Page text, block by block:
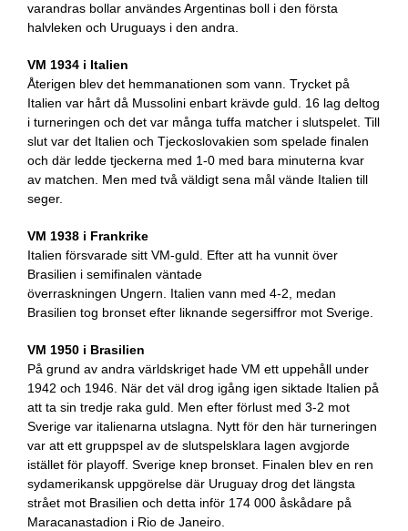
varandras bollar användes Argentinas boll i den första
halvleken och Uruguays i den andra.
VM 1934 i Italien
Återigen blev det hemmanationen som vann. Trycket på
Italien var hårt då Mussolini enbart krävde guld. 16 lag deltog
i turneringen och det var många tuffa matcher i slutspelet. Till
slut var det Italien och Tjeckoslovakien som spelade finalen
och där ledde tjeckerna med 1-0 med bara minuterna kvar
av matchen. Men med två väldigt sena mål vände Italien till
seger.
VM 1938 i Frankrike
Italien försvarade sitt VM-guld. Efter att ha vunnit över
Brasilien i semifinalen väntade
överraskningen Ungern. Italien vann med 4-2, medan
Brasilien tog bronset efter liknande segersiffror mot Sverige.
VM 1950 i Brasilien
På grund av andra världskriget hade VM ett uppehåll under
1942 och 1946. När det väl drog igång igen siktade Italien på
att ta sin tredje raka guld. Men efter förlust med 3-2 mot
Sverige var italienarna utslagna. Nytt för den här turneringen
var att ett gruppspel av de slutspelsklara lagen avgjorde
istället för playoff. Sverige knep bronset. Finalen blev en ren
sydamerikansk uppgörelse där Uruguay drog det längsta
strået mot Brasilien och detta inför 174 000 åskådare på
Maracanastadion i Rio de Janeiro.